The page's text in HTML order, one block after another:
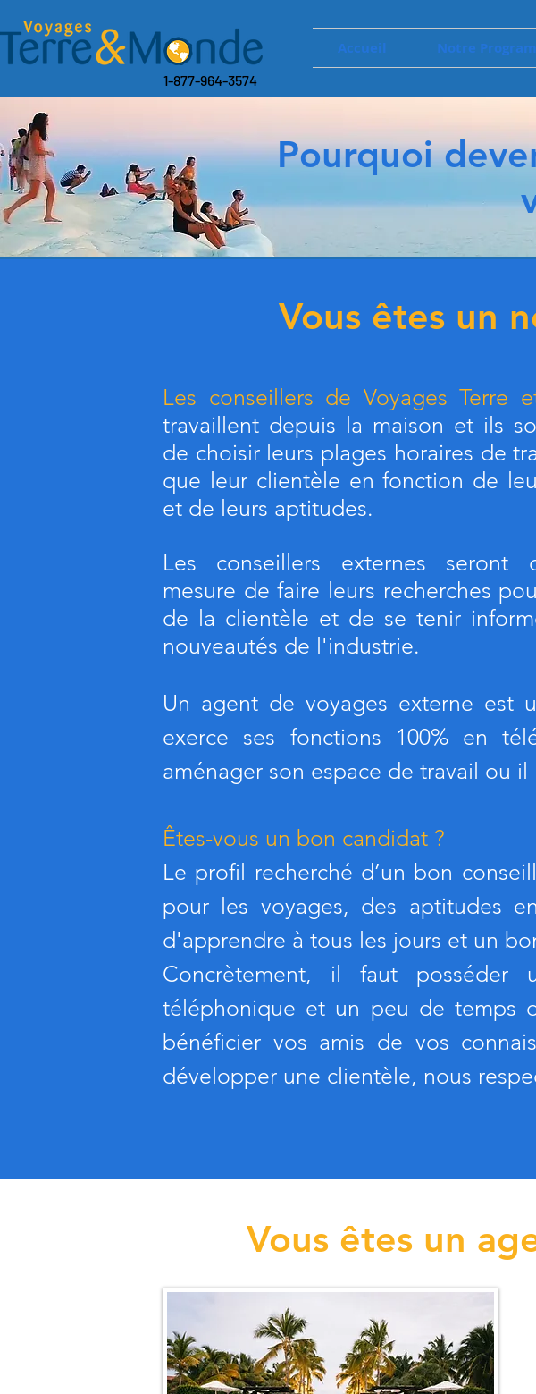
1-877-964-3574
Accueil Notre
Pourquoi
Vous êtes un
Les conseillers de Voyages Terre
travaillent depuis la maison et ils
de choisir leurs plages horaires de
que leur clientèle en fonction de
et de leurs aptitudes.
Les conseillers externes seront
mesure de faire leurs recherches
de la clientèle et de se tenir
nouveautés de l'industrie.
Un agent de voyages externe est
exerce ses fonctions 100% en
aménager son espace de travail ou il
Êtes-vous un bon candidat ?
Le profil recherché d’un bon
pour les voyages, des aptitudes
d'apprendre à tous les jours et un
Concrètement, il faut posséder
téléphonique et un peu de temps
bénéficier vos amis de vos
développer une clientèle, nous
Vous êtes un